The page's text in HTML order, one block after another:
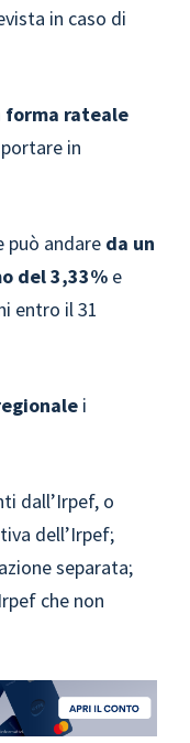
in caso di
forma rateale
in
può andare da un
del 3,33% e
entro il 31
i
dall’Irpef, o
dell’Irpef;
separata;
che non